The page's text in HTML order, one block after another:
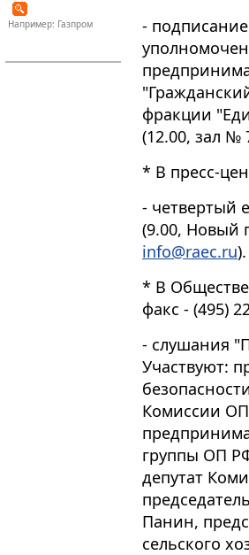
Например: Газпром
-
фракции
(12.00, зал №
* В пресс-
- четвертый
(9.00, Новый
info@raec.ru).
* В
факс - (495)
- слушания
Участвуют:
Комиссии
группы ОП
депутат
Панин,
сельского